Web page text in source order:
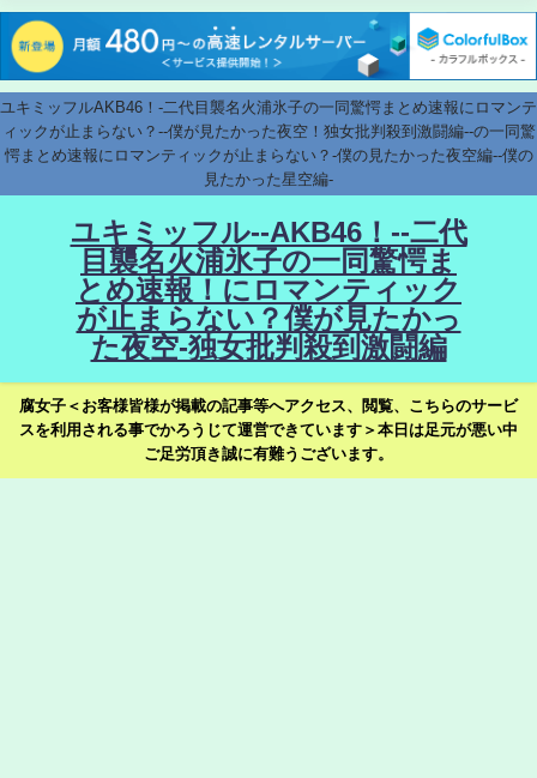
ユキミッフルAKB46！-二代目襲名火浦氷子の一同驚愕まとめ速報にロマンテ
ィックが止まらない？--僕が見たかった夜空！独女批判殺到激闘編--の一同驚
愕まとめ速報にロマンティックが止まらない？-僕の見たかった夜空編--僕の
見たかった星空編-
ユキミッフル--AKB46！--二代
目襲名火浦氷子の一同驚愕ま
とめ速報！にロマンティック
が止まらない？僕が見たかっ
た夜空-独女批判殺到激闘編
腐女子＜お客様皆様が掲載の記事等へアクセス、閲覧、こちらのサービ
スを利用される事でかろうじて運営できています＞本日は足元が悪い中
ご足労頂き誠に有難うございます。